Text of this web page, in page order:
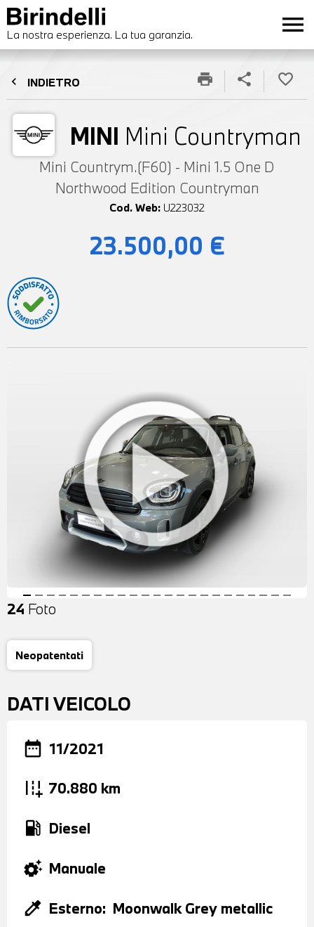
La nostra esperienza. La tua garanzia. menu
chevron_left INDIETRO
MINI Mini Countryman
Mini Countrym.(F60) - Mini 1.5 One D
Northwood Edition Countryman
Cod. Web: U223032
print share favorite_border
23.500,00 €
24 Foto
Neopatentati
DATI VEICOLO
date_range 11/2021
add_road 70.880 km
local_gas_station Diesel
settings_suggest Manuale
colorize Esterno: Moonwalk Grey metallic